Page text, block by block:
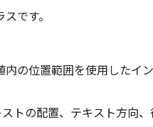
です。
内の位置範囲を使用したイ
ストの配置、テキスト方向